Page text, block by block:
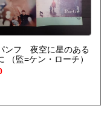
ンフ 夜空に星のある
（監=ケン・ローチ）